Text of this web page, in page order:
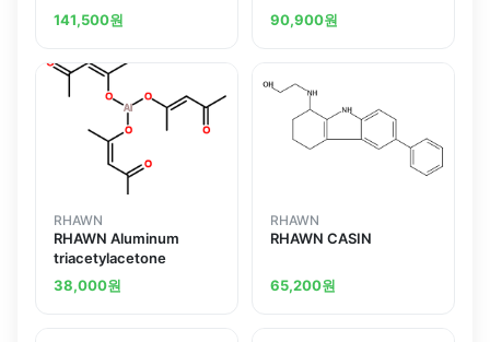
141,500원 90,900원
RHAWN
RHAWN Aluminum
triacetylacetone
38,000원
RHAWN
RHAWN CASIN
65,200원